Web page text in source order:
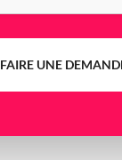
FAIRE UNE